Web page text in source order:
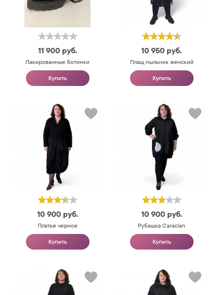
11 900 руб.
Лакированные ботинки
Купить
10 950 руб.
Плащ пыльник женский
Купить
10 900 руб.
Платье черное
Купить
10 900 руб.
Рубашка Caraclan
Купить